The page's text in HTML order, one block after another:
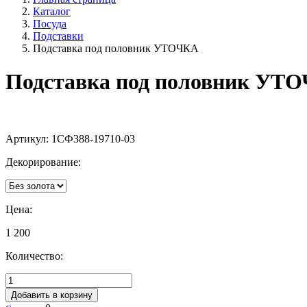
Каталог
Посуда
Подставки
Подставка под половник УТОЧКА
Подставка под половник
Артикул: 1СФ388-19710-03
Декорирование:
Цена:
1 200
Количество:
Добавить в корзину